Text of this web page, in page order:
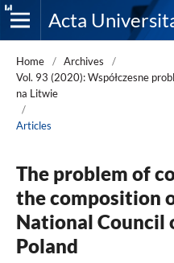
Home / Archives
/
Vol. 93 (2020): Współczesne
na Litwie
/
Articles
The problem of
the composition
National Council
Poland